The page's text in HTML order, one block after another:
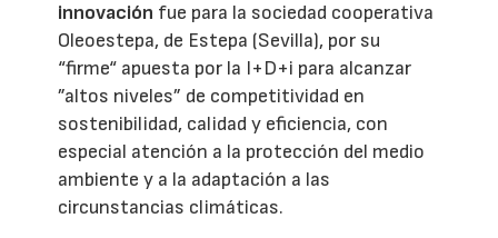
innovación fue para la sociedad cooperativa
Oleoestepa, de Estepa (Sevilla), por su
“firme“ apuesta por la I+D+i para alcanzar
”altos niveles” de competitividad en
sostenibilidad, calidad y eficiencia, con
especial atención a la protección del medio
ambiente y a la adaptación a las
circunstancias climáticas.